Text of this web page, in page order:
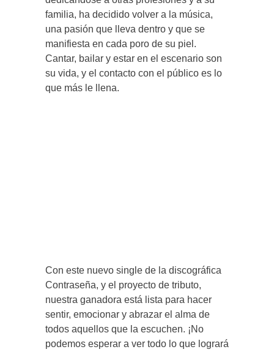
familia, ha decidido volver a la música,
una pasión que lleva dentro y que se
manifiesta en cada poro de su piel.
Cantar, bailar y estar en el escenario son
su vida, y el contacto con el público es lo
que más le llena.
Con este nuevo single de la discográfica
Contraseña, y el proyecto de tributo,
nuestra ganadora está lista para hacer
sentir, emocionar y abrazar el alma de
todos aquellos que la escuchen. ¡No
podemos esperar a ver todo lo que logrará